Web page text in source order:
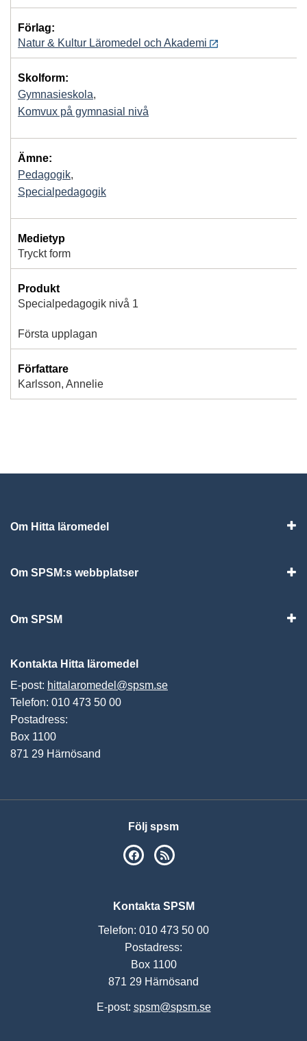
Förlag:
Natur & Kultur Läromedel och Akademi
Skolform:
Gymnasieskola,
Komvux på gymnasial nivå
Ämne:
Pedagogik,
Specialpedagogik
Medietyp
Tryckt form
Produkt
Specialpedagogik nivå 1
Första upplagan
Författare
Karlsson, Annelie
Om Hitta läromedel
Om SPSM:s webbplatser
Om SPSM
Kontakta Hitta läromedel
E-post: hittalaromedel@spsm.se
Telefon: 010 473 50 00
Postadress:
Box 1100
871 29 Härnösand
Följ spsm
SPSM på Facebook
Kontakta SPSM
Telefon: 010 473 50 00
Postadress:
Box 1100
871 29 Härnösand
E-post: spsm@spsm.se